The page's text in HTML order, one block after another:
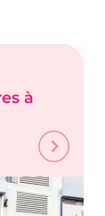
à